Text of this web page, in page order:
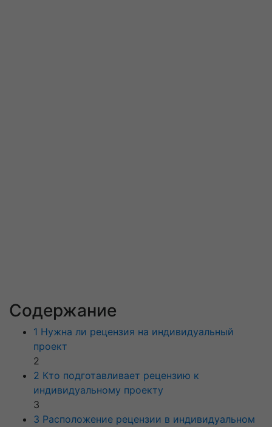
Содержание
1 Нужна ли рецензия на индивидуальный
проект
2
2 Кто подготавливает рецензию к
индивидуальному проекту
3
3 Расположение рецензии в индивидуальном